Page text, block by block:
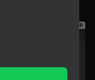
跟播中